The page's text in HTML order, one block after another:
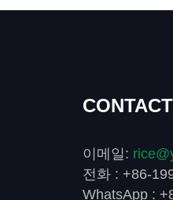
이메일:
전화 : +86-
WhatsApp :